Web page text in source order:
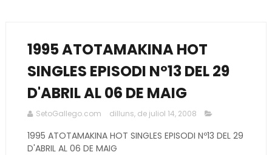
1995 ATOTAMAKINA HOT
SINGLES EPISODI Nº13 DEL 29
D'ABRIL AL 06 DE MAIG
SetoGallego.com dilluns, de juliol 14, 2008
1995 ATOTAMAKINA HOT SINGLES EPISODI Nº13 DEL 29
D'ABRIL AL 06 DE MAIG